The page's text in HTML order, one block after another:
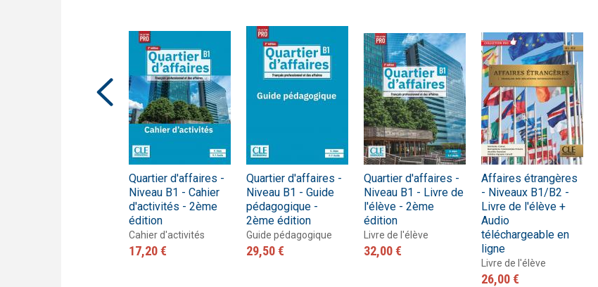
Quartier d'affaires -
Niveau B1 - Cahier
d'activités - 2ème
édition
Cahier d'activités
17,20 €
Quartier d'affaires -
Niveau B1 - Guide
pédagogique -
2ème édition
Guide pédagogique
29,50 €
Quartier d'affaires -
Niveau B1 - Livre de
l'élève - 2ème
édition
Livre de l'élève
32,00 €
Affaires étrangères
- Niveaux B1/B2 -
Livre de l'élève +
Audio
téléchargeable en
ligne
Livre de l'élève
26,00 €